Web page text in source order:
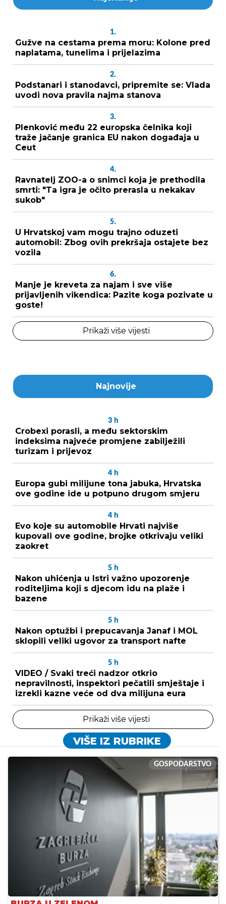
1.
Gužve na cestama prema moru: Kolone pred
naplatama, tunelima i prijelazima
2.
Podstanari i stanodavci, pripremite se: Vlada
uvodi nova pravila najma stanova
3.
Plenković među 22 europska čelnika koji
traže jačanje granica EU nakon događaja u
Ceut
4.
Ravnatelj ZOO-a o snimci koja je prethodila
smrti: "Ta igra je očito prerasla u nekakav
sukob"
5.
U Hrvatskoj vam mogu trajno oduzeti
automobil: Zbog ovih prekršaja ostajete bez
vozila
6.
Manje je kreveta za najam i sve više
prijavljenih vikendica: Pazite koga pozivate u
goste!
Prikaži više vijesti
Najnovije
3 h
Crobexi porasli, a među sektorskim
indeksima najveće promjene zabilježili
turizam i prijevoz
4 h
Europa gubi milijune tona jabuka, Hrvatska
ove godine ide u potpuno drugom smjeru
4 h
Evo koje su automobile Hrvati najviše
kupovali ove godine, brojke otkrivaju veliki
zaokret
5 h
Nakon uhićenja u Istri važno upozorenje
roditeljima koji s djecom idu na plaže i
bazene
5 h
Nakon optužbi i prepucavanja Janaf i MOL
sklopili veliki ugovor za transport nafte
5 h
VIDEO / Svaki treći nadzor otkrio
nepravilnosti, inspektori pečatili smještaje i
izrekli kazne veće od dva milijuna eura
Prikaži više vijesti
VIŠE IZ RUBRIKE
GOSPODARSTVO